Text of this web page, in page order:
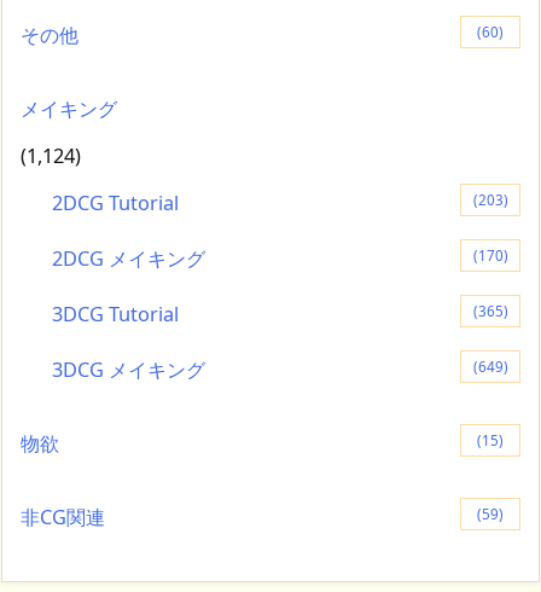
その他 (60)
メイキング
(1,124)
2DCG Tutorial
(203)
2DCG メイキング (170)
3DCG Tutorial (365)
3DCG メイキング (649)
物欲 (15)
非CG関連 (59)